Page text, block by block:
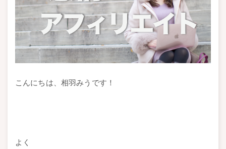
こんにちは、相羽みうです！
よく